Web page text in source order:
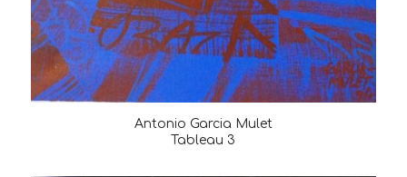
Antonio Garcia Mulet
Tableau 3